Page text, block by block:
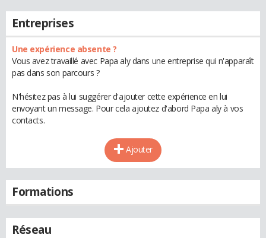
Entreprises
Une expérience absente ?
Vous avez travaillé avec Papa aly dans une entreprise qui n'apparaît
pas dans son parcours ?
N'hésitez pas à lui suggérer d'ajouter cette expérience en lui
envoyant un message. Pour cela ajoutez d'abord Papa aly à vos
contacts.
Ajouter
Formations
Réseau